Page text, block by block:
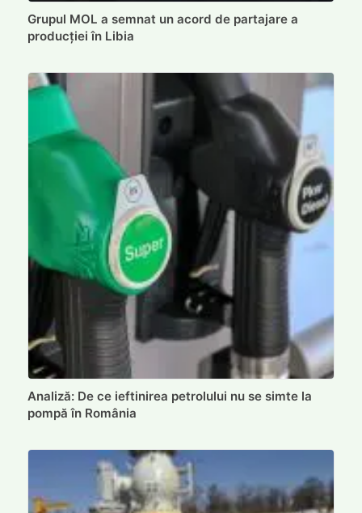
Grupul MOL a semnat un acord de partajare a
producției în Libia
Analiză: De ce ieftinirea petrolului nu se simte la
pompă în România